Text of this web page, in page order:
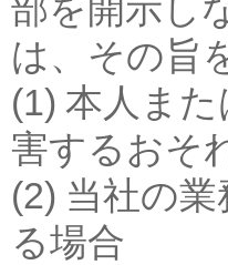
部を開示し
は、その旨
(1) 本人ま
害するおそ
(2) 当社の
る場合